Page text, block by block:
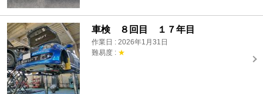
車検 ８回目 １７年目
作業日 : 2026年1月31日
難易度 : ★